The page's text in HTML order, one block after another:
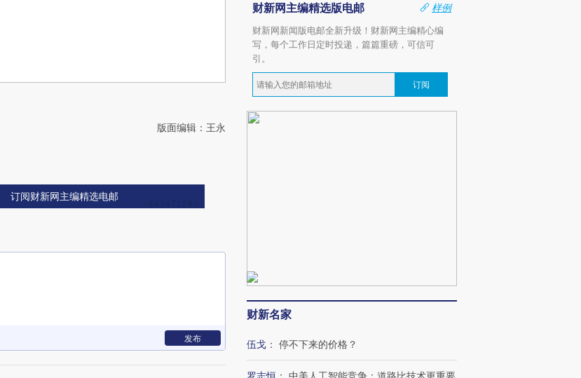
版面编辑：王永
订阅财新网主编精选电邮
发布
财新网主编精选版电邮
样例
财新网新闻版电邮全新升级！财新网主编精心编
写，每个工作日定时投递，篇篇重磅，可信可
引。
订阅
财新名家
伍戈 ： 停不下来的价格？
罗志恒 ： 中美人工智能竞争：道路比技术更重要